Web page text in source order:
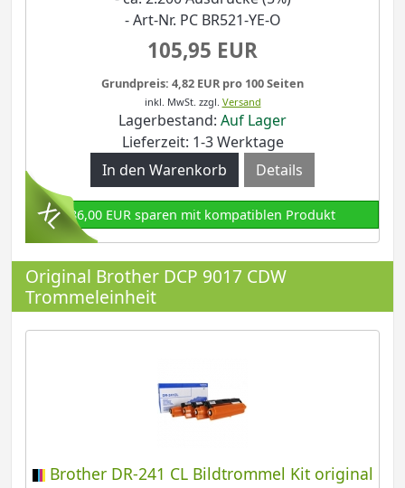
- Art-Nr. PC BR521-YE-O
105,95 EUR
Grundpreis: 4,82 EUR pro 100 Seiten
inkl. MwSt. zzgl. Versand
Lagerbestand: Auf Lager
Lieferzeit: 1-3 Werktage
Details
86,00 EUR sparen mit kompatiblen Produkt
Original Brother DCP 9017 CDW
Trommeleinheit
Brother DR-241 CL Bildtrommel Kit original